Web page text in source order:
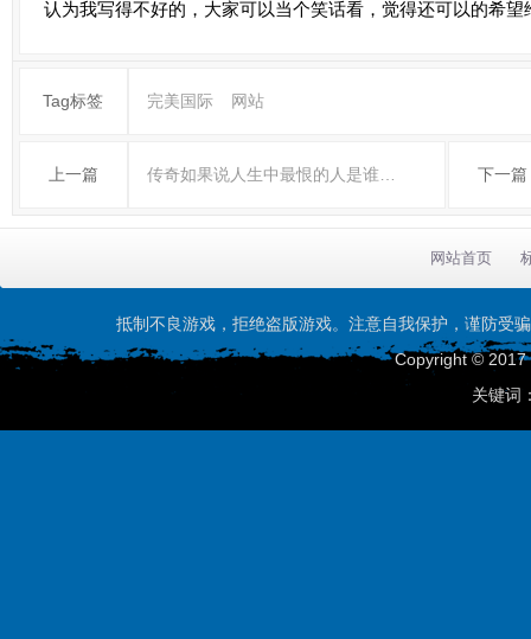
认为我写得不好的，大家可以当个笑话看，觉得还可以的希望
Tag标签 完美国际 网站
上一篇 传奇如果说人生中最恨的人是谁… 下一篇
网站首页
抵制不良游戏，拒绝盗版游戏。注意自我保护，谨防受
Copyright © 2017
关键词